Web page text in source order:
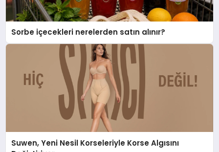
Sorbe içecekleri nerelerden satın alınır?
Suwen, Yeni Nesil Korseleriyle Korse Algısını